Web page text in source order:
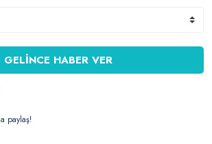
GELİNCE HABER VER
paylaş!